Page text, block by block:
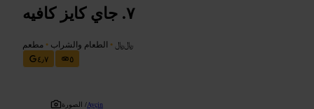
جاي كايز كافيه
﷼﷼ • الطعام والشراب • مطعم
٤٫٧
٥
الصورة /Ayçin